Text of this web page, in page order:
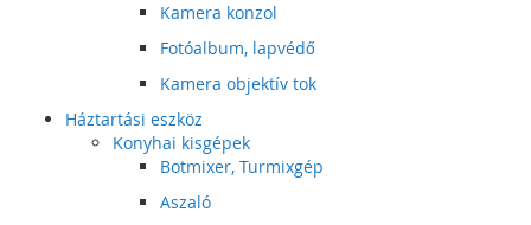
Kamera konzol
Fotóalbum, lapvédő
Kamera objektív tok
Háztartási eszköz
Konyhai kisgépek
Botmixer, Turmixgép
Aszaló